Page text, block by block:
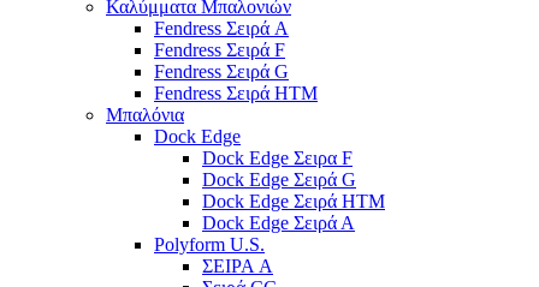
Καλύμματα Μπαλονιών
Fendress Σειρά A
Fendress Σειρά F
Fendress Σειρά G
Fendress Σειρά HTM
Μπαλόνια
Dock Edge
Dock Edge Σειρα F
Dock Edge Σειρά G
Dock Edge Σειρά HTM
Dock Edge Σειρά Α
Polyform U.S.
ΣΕΙΡΑ A